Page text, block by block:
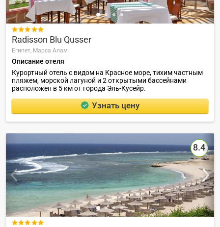

Radisson Blu Qusser
Египет, Марса Алам
Описание отеля
Курортный отель с видом на Красное море, тихим частным
пляжем, морской лагуной и 2 открытыми бассейнами
расположен в 5 км от города Эль-Кусейр.
Узнать цену
8.4
